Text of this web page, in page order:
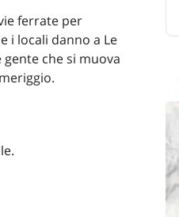
ferrate per
i locali danno a Le
che si muova